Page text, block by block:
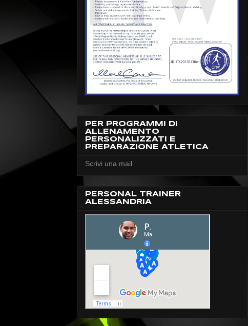
PER PROGRAMMI DI
ALLENAMENTO
PERSONALIZZATI E
PREPARAZIONE ATLETICA
Scrivi una mail
PERSONAL TRAINER
ALESSANDRIA